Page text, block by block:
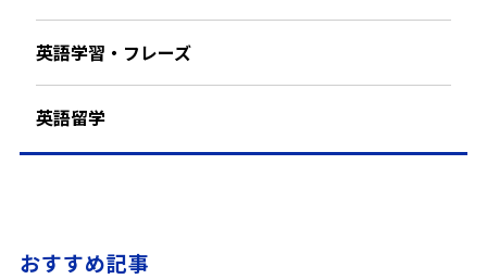
英語学習・フレーズ
英語留学
おすすめ記事